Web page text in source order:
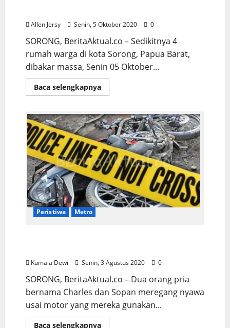
Allen Jersy Senin, 5 Oktober 2020 0
SORONG, BeritaAktual.co – Sedikitnya 4
rumah warga di kota Sorong, Papua Barat,
dibakar massa, Senin 05 Oktober...
Baca selengkapnya
Peristiwa Metro
Kumala Dewi Senin, 3 Agustus 2020 0
SORONG, BeritaAktual.co – Dua orang pria
bernama Charles dan Sopan meregang nyawa
usai motor yang mereka gunakan...
Baca selengkapnya